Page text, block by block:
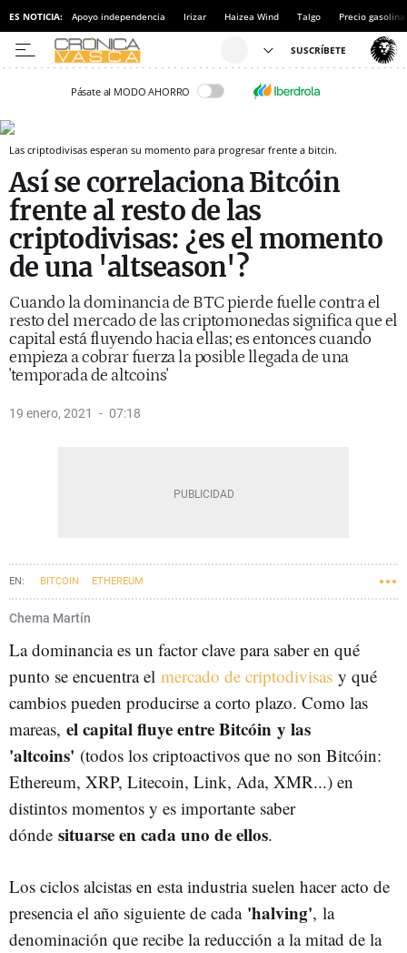
ES NOTICIA: Apoyo independencia Irizar Haizea Wind Talgo Precio gasolina
Pásate al MODO AHORRO
Las criptodivisas esperan su momento para progresar frente a bitcin.
Así se correlaciona Bitcóin
frente al resto de las
criptodivisas: ¿es el momento
de una 'altseason'?
Cuando la dominancia de BTC pierde fuelle contra el
resto del mercado de las criptomonedas significa que el
capital está fluyendo hacia ellas; es entonces cuando
empieza a cobrar fuerza la posible llegada de una
'temporada de altcoins'
19 enero, 2021 07:18
BITCOIN ETHEREUM
Chema Martín
La dominancia es un factor clave para saber en qué
punto se encuentra el mercado de criptodivisas y qué
cambios pueden producirse a corto plazo. Como las
mareas, el capital fluye entre Bitcóin y las
'altcoins' (todos los criptoactivos que no son Bitcóin:
Ethereum, XRP, Litecoin, Link, Ada, XMR...) en
distintos momentos y es importante saber
dónde situarse en cada uno de ellos.
Los ciclos alcistas en esta industria suelen hacer acto de
presencia el año siguiente de cada'halving', la
denominación que recibe la reducción a la mitad de la